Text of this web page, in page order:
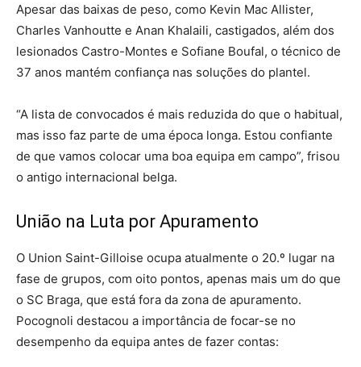
Apesar das baixas de peso, como Kevin Mac Allister,
Charles Vanhoutte e Anan Khalaili, castigados, além dos
lesionados Castro-Montes e Sofiane Boufal, o técnico de
37 anos mantém confiança nas soluções do plantel.
“A lista de convocados é mais reduzida do que o habitual,
mas isso faz parte de uma época longa. Estou confiante
de que vamos colocar uma boa equipa em campo”, frisou
o antigo internacional belga.
União na Luta por Apuramento
O Union Saint-Gilloise ocupa atualmente o 20.º lugar na
fase de grupos, com oito pontos, apenas mais um do que
o SC Braga, que está fora da zona de apuramento.
Pocognoli destacou a importância de focar-se no
desempenho da equipa antes de fazer contas: